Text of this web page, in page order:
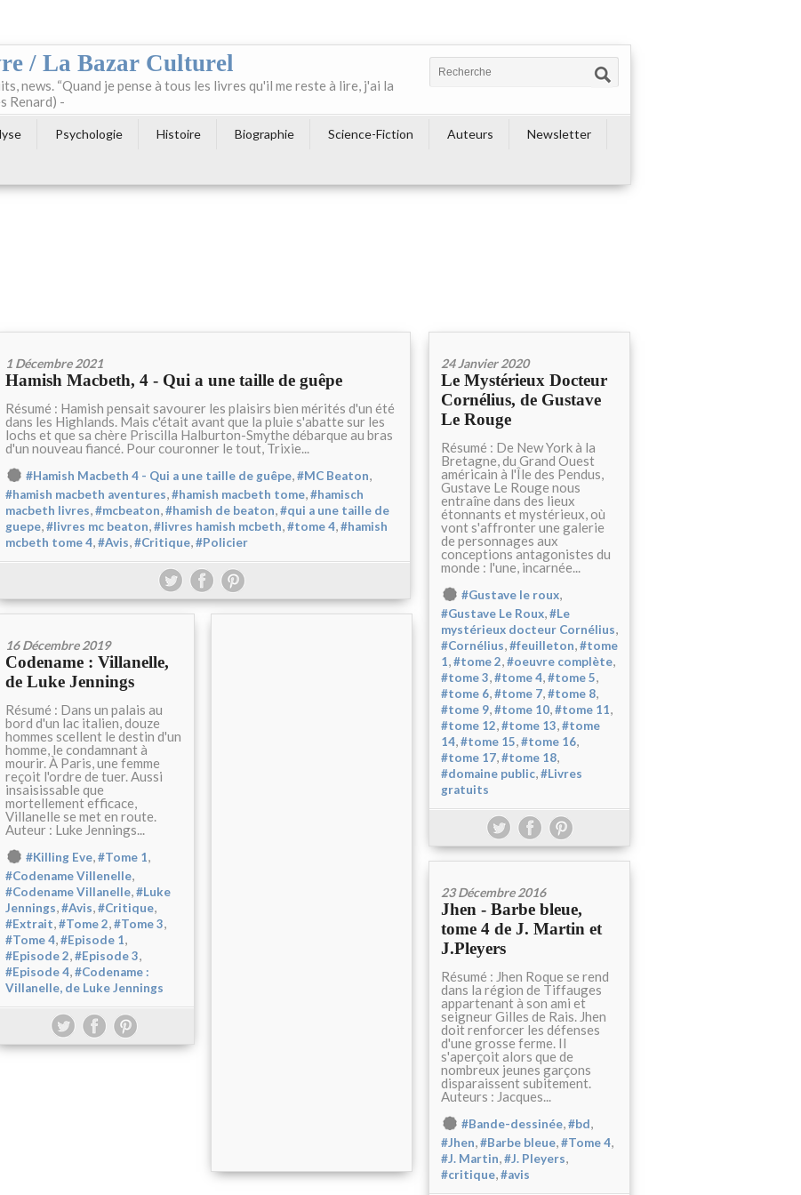
/ La Bazar Culturel
news. “Quand je pense à tous les livres qu'il me reste à lire, j'ai la
Renard) -
Psychologie Histoire Biographie Science-Fiction Auteurs
Newsletter
1 Décembre 2021
Hamish Macbeth, 4 - Qui a une taille de guêpe
Résumé : Hamish pensait savourer les plaisirs bien mérités d'un été
dans les Highlands. Mais c'était avant que la pluie s'abatte sur les
lochs et que sa chère Priscilla Halburton-Smythe débarque au bras
d'un nouveau fiancé. Pour couronner le tout, Trixie...
#Hamish Macbeth 4 - Qui a une taille de guêpe,#MC Beaton,
#hamish macbeth aventures,#hamish macbeth tome,#hamisch
macbeth livres,#mcbeaton,#hamish de beaton,#qui a une taille de
guepe,#livres mc beaton,#livres hamish mcbeth,#tome 4,#hamish
mcbeth tome 4,#Avis,#Critique,#Policier
24 Janvier 2020
Le Mystérieux Docteur
Cornélius, de Gustave
Le Rouge
Résumé : De New York à la
Bretagne, du Grand Ouest
américain à l'Île des Pendus,
Gustave Le Rouge nous
entraîne dans des lieux
étonnants et mystérieux, où
vont s'affronter une galerie
de personnages aux
conceptions antagonistes du
monde : l'une, incarnée...
#Gustave le roux,
#Gustave Le Roux,#Le
mystérieux docteur Cornélius,
#Cornélius,#feuilleton,#tome
1,#tome 2,#oeuvre complète,
#tome 3,#tome 4,#tome 5,
#tome 6,#tome 7,#tome 8,
#tome 9,#tome 10,#tome 11,
#tome 12,#tome 13,#tome
14,#tome 15,#tome 16,
#tome 17,#tome 18,
#domaine public,#Livres
gratuits
16 Décembre 2019
Codename : Villanelle,
de Luke Jennings
Résumé : Dans un palais au
bord d'un lac italien, douze
hommes scellent le destin d'un
homme, le condamnant à
mourir. À Paris, une femme
reçoit l'ordre de tuer. Aussi
insaisissable que
mortellement efficace,
Villanelle se met en route.
Auteur : Luke Jennings...
#Killing Eve,#Tome 1,
#Codename Villenelle,
#Codename Villanelle,#Luke
Jennings,#Avis,#Critique,
#Extrait,#Tome 2,#Tome 3,
#Tome 4,#Episode 1,
#Episode 2,#Episode 3,
#Episode 4,#Codename :
Villanelle, de Luke Jennings
23 Décembre 2016
Jhen - Barbe bleue,
tome 4 de J. Martin et
J.Pleyers
Résumé : Jhen Roque se rend
dans la région de Tiffauges
appartenant à son ami et
seigneur Gilles de Rais. Jhen
doit renforcer les défenses
d'une grosse ferme. Il
s'aperçoit alors que de
nombreux jeunes garçons
disparaissent subitement.
Auteurs : Jacques...
#Bande-dessinée,#bd,
#Jhen,#Barbe bleue,#Tome 4,
#J. Martin,#J. Pleyers,
#critique,#avis